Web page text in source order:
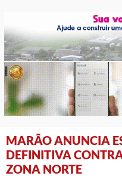
MARÃO ANUNCIA
DEFINITIVA
ZONA NORTE